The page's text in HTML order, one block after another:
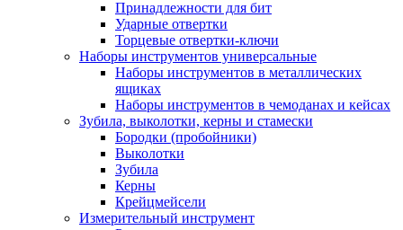
Принадлежности для бит
Ударные отвертки
Торцевые отвертки-ключи
Наборы инструментов универсальные
Наборы инструментов в металлических
ящиках
Наборы инструментов в чемоданах и кейсах
Зубила, выколотки, керны и стамески
Бородки (пробойники)
Выколотки
Зубила
Керны
Крейцмейсели
Измерительный инструмент